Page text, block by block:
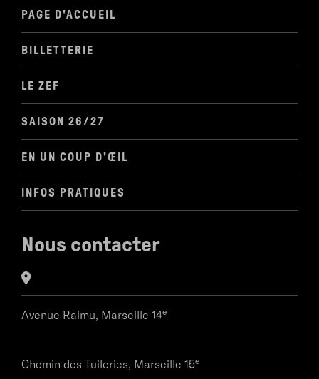
PAGE D'ACCUEIL
BILLETTERIE
LE ZEF
SAISON 26/27
EN UN COUP D'ŒIL
INFOS PRATIQUES
Nous contacter
Avenue Raimu, Marseille 14e
Chemin des Tuileries, Marseille 15e